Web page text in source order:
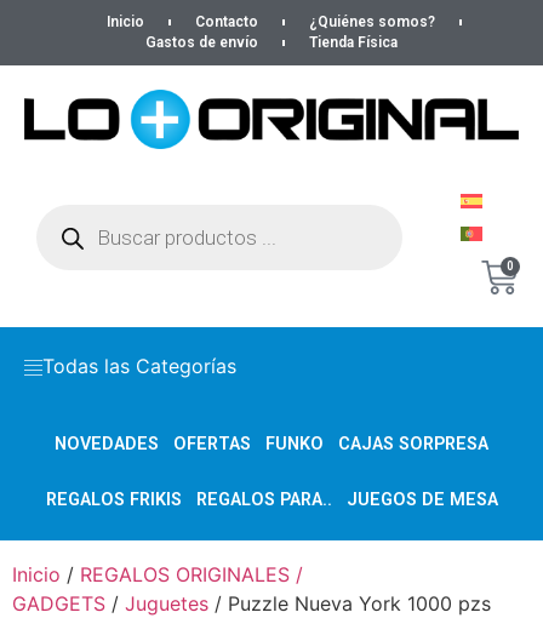
Inicio Contacto
¿Quiénes somos?
Gastos de envío
Tienda Física
0
Todas las Categorías
NOVEDADES OFERTAS FUNKO CAJAS SORPRESA
REGALOS FRIKIS REGALOS PARA.. JUEGOS DE MESA
Inicio / REGALOS ORIGINALES /
GADGETS / Juguetes / Puzzle Nueva York 1000 pzs